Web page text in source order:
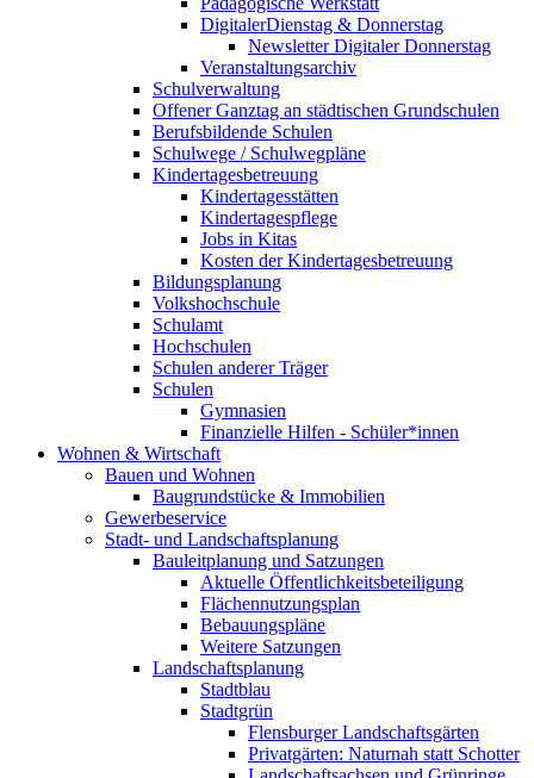
DigitalerDienstag & Donnerstag
Newsletter Digitaler Donnerstag
Veranstaltungsarchiv
Schulverwaltung
Offener Ganztag an städtischen Grundschulen
Berufsbildende Schulen
Schulwege / Schulwegpläne
Kindertagesbetreuung
Kindertagesstätten
Kindertagespflege
Jobs in Kitas
Kosten der Kindertagesbetreuung
Bildungsplanung
Volkshochschule
Schulamt
Hochschulen
Schulen anderer Träger
Schulen
Gymnasien
Finanzielle Hilfen - Schüler*innen
Wohnen & Wirtschaft
Bauen und Wohnen
Baugrundstücke & Immobilien
Gewerbeservice
Stadt- und Landschaftsplanung
Bauleitplanung und Satzungen
Aktuelle Öffentlichkeitsbeteiligung
Flächennutzungsplan
Bebauungspläne
Weitere Satzungen
Landschaftsplanung
Stadtblau
Stadtgrün
Flensburger Landschaftsgärten
Privatgärten: Naturnah statt Schotter